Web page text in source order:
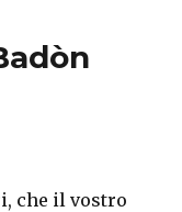
che il vostro